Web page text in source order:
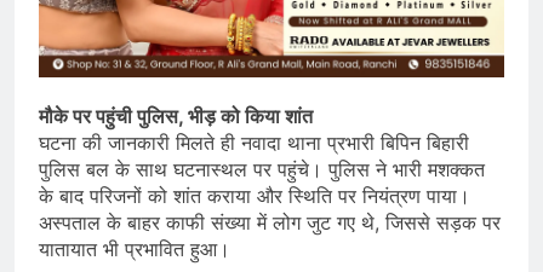
मौके पर पहुंची पुलिस, भीड़ को किया शांत
घटना की जानकारी मिलते ही नवादा थाना प्रभारी बिपिन बिहारी
पुलिस बल के साथ घटनास्थल पर पहुंचे। पुलिस ने भारी मशक्कत
के बाद परिजनों को शांत कराया और स्थिति पर नियंत्रण पाया।
अस्पताल के बाहर काफी संख्या में लोग जुट गए थे, जिससे सड़क पर
यातायात भी प्रभावित हुआ।